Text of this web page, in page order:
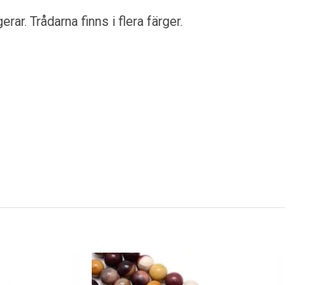
Trådarna finns i flera färger.